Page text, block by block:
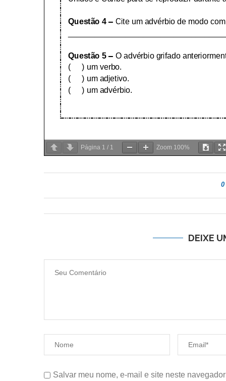
Página 1 / 1 Zoom 100%
0
DEIXE
Salvar meu nome, e-mail e site neste